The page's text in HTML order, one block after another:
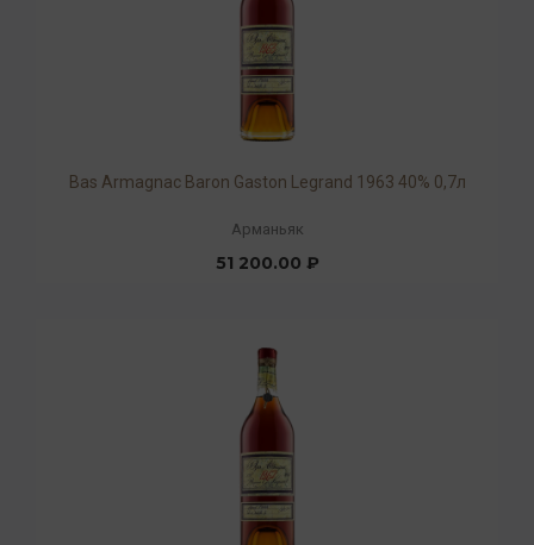
Bas Armagnac Baron Gaston Legrand 1963 40% 0,7л
Арманьяк
51 200.00 ₽